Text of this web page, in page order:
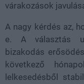
várakozások
A nagy kérdés az,
e. A választás
bizakodás
következő
lelkesedésből